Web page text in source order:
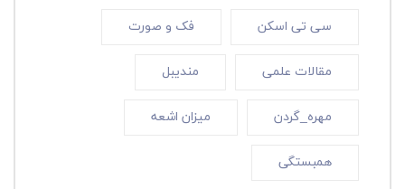
سی تی اسکن فک و صورت
مقالات علمی مندیبل
مهره_گردن میزان اشعه
همبستگی